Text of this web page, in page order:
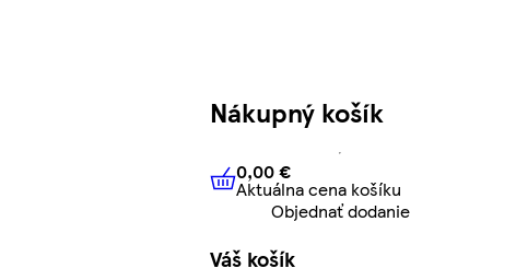
Nákupný košík
0,00 € Aktuálna cena košíku
0,00 €
Aktuálna cena košíku
Objednať dodanie
Váš košík